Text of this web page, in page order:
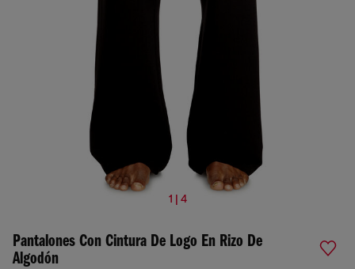
1 | 4
Pantalones Con Cintura De Logo En Rizo De
Algodón